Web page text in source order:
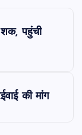
शक, पहुंची
की मांग